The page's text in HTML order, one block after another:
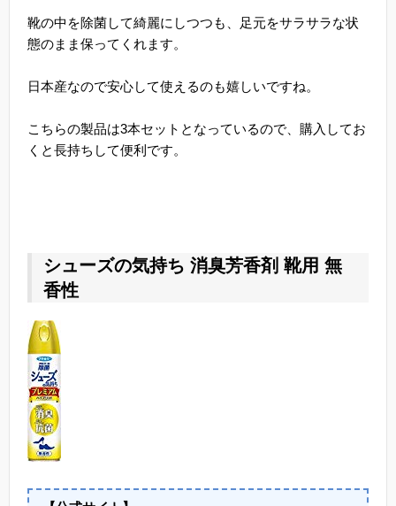
靴の中を除菌して綺麗にしつつも、足元をサラサラな状
態のまま保ってくれます。
日本産なので安心して使えるのも嬉しいですね。
こちらの製品は3本セットとなっているので、購入してお
くと長持ちして便利です。
シューズの気持ち 消臭芳香剤 靴用 無
香性